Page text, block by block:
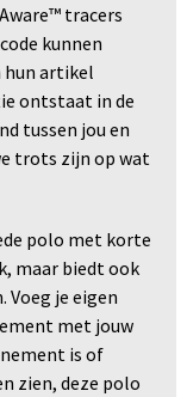
tracers
kunnen
hun artikel
ontstaat in de
tussen jou en
trots zijn op wat
polo met korte
maar biedt ook
je eigen
met jouw
is of
zien, deze polo